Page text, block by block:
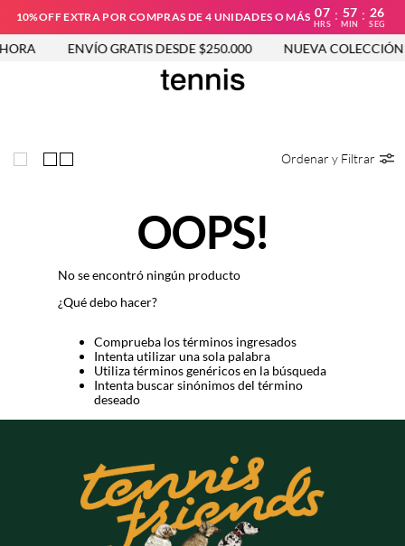
10%OFF EXTRA POR COMPRAS DE 4 UNIDADES O MÁS 07
HRS
: 57
MIN
: 26
SEG
ENVÍO GRATIS DESDE $250.000 NUEVA COLECCIÓN
Ordenar y Filtrar
OOPS!
No se encontró ningún producto
¿Qué debo hacer?
Comprueba los términos ingresados
Intenta utilizar una sola palabra
Utiliza términos genéricos en la búsqueda
Intenta buscar sinónimos del término
deseado